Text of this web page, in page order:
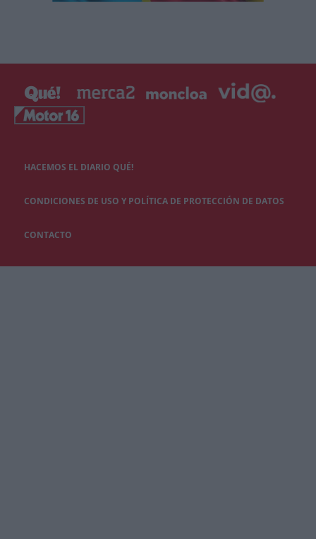
HACEMOS EL DIARIO QUÉ!
CONDICIONES DE USO Y POLÍTICA DE PROTECCIÓN DE DATOS
CONTACTO